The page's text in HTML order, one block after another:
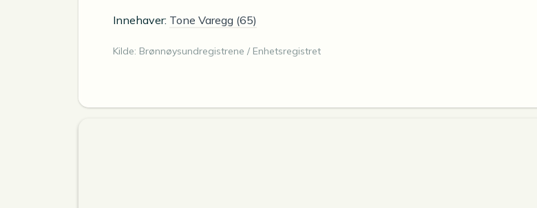
Innehaver: Tone Varegg (65)
Kilde: Brønnøysundregistrene / Enhetsregistret